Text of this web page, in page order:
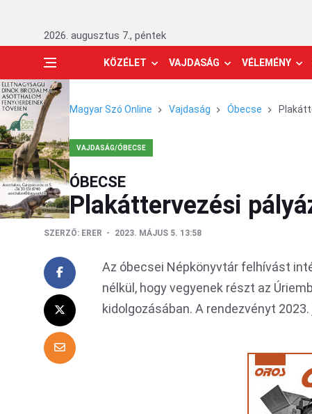
2026. augusztus 7., péntek
KÖZÉLET VAJDASÁG VÉLEMÉNY
Magyar Szó Online Vajdaság Óbecse
VAJDASÁG/ÓBECSE
ÓBECSE
Plakáttervezési
SZERZŐ: ERER 2023. MÁJUS 5. 13:58
Az óbecsei Népkönyvtár felhívást
nélkül, hogy vegyenek részt az
kidolgozásában. A rendezvényt